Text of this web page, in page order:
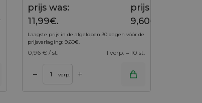
prijs was:
11,99€.
prijs is:
9,60€.
Laagste prijs in de afgelopen 30 dagen vóór de
prijsverlaging: 9,60€.
0,96 € / st. 1 verp. = 10 st.
– verp. +